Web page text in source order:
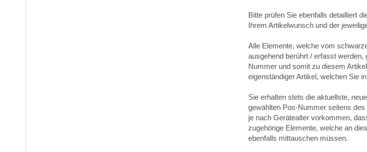
Bitte prüfen Sie ebenfalls detailliert
Ihrem Artikelwunsch und der
Alle Elemente, welche vom
ausgehend berührt / erfasst werden,
Nummer und somit zu diesem
eigenständiger Artikel, welchen Sie
Sie erhalten stets die aktuellste,
gewählten Pos-Nummer seitens
je nach Gerätealter vorkommen,
zugehörige Elemente, welche an
ebenfalls mittauschen müssen.